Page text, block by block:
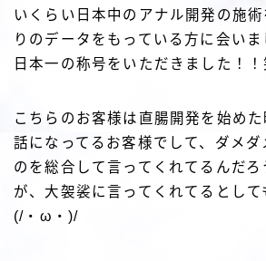
いくらい日本中のアナル開発の施
りのデータをもっている方に会い
日本一の称号をいただきました！！
こちらのお客様は直腸開発を始め
話になってるお客様でして、ダメ
のを総合して言ってくれてるんだろ
が、大袈裟に言ってくれてるとし
(/・ω・)/